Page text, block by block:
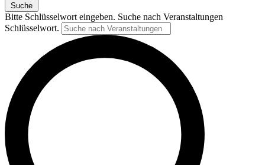
Suche
Bitte Schlüsselwort eingeben. Suche nach Veranstaltungen
Schlüsselwort.